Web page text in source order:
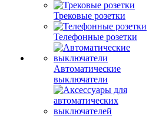
Трековые розетки
Телефонные розетки
Автоматические
выключатели